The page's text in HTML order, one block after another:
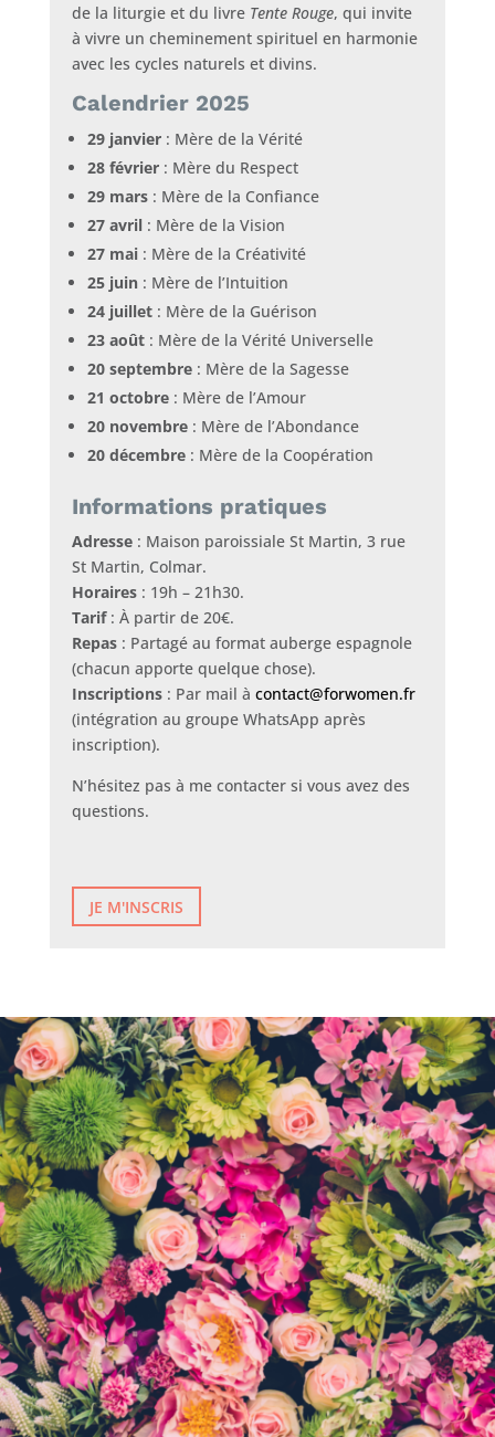
de la liturgie et du livre Tente Rouge, qui invite
à vivre un cheminement spirituel en harmonie
avec les cycles naturels et divins.
Calendrier 2025
29 janvier: Mère de la Vérité
28 février: Mère du Respect
29 mars: Mère de la Confiance
27 avril: Mère de la Vision
27 mai: Mère de la Créativité
25 juin: Mère de l’Intuition
24 juillet: Mère de la Guérison
23 août: Mère de la Vérité Universelle
20 septembre: Mère de la Sagesse
21 octobre: Mère de l’Amour
20 novembre: Mère de l’Abondance
20 décembre: Mère de la Coopération
Informations pratiques
Adresse: Maison paroissiale St Martin, 3 rue
St Martin, Colmar.
Horaires: 19h – 21h30.
Tarif: À partir de 20€.
Repas: Partagé au format auberge espagnole
(chacun apporte quelque chose).
Inscriptions: Par mail à contact@forwomen.fr
(intégration au groupe WhatsApp après
inscription).
N’hésitez pas à me contacter si vous avez des
questions.
JE M'INSCRIS